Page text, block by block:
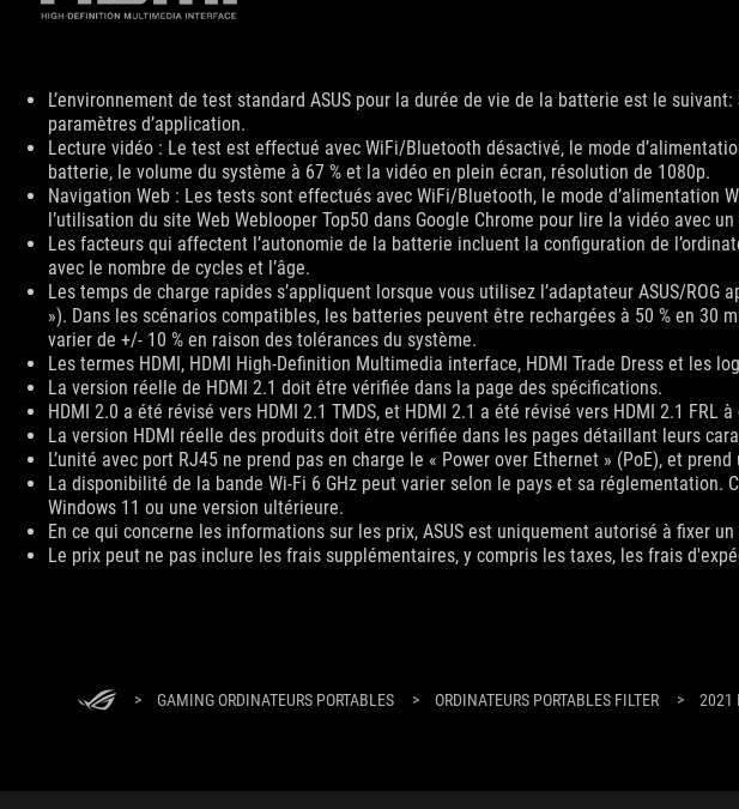
Disclaimer
L’environnement de test standard ASUS pour la durée de vie de la batterie est le
paramètres d’application.
Lecture vidéo : Le test est effectué avec WiFi/Bluetooth désactivé, le mode
batterie, le volume du système à 67 % et la vidéo en plein écran, résolution de 1080p.
Navigation Web : Les tests sont effectués avec WiFi/Bluetooth, le mode
l’utilisation du site Web Weblooper Top50 dans Google Chrome pour lire la vidéo avec
Les facteurs qui affectent l’autonomie de la batterie incluent la configuration de
avec le nombre de cycles et l’âge.
Les temps de charge rapides s’appliquent lorsque vous utilisez l’adaptateur ASUS/
»). Dans les scénarios compatibles, les batteries peuvent être rechargées à 50 % en
varier de +/- 10 % en raison des tolérances du système.
Les termes HDMI, HDMI High-Definition Multimedia interface, HDMI Trade Dress et les
La version réelle de HDMI 2.1 doit être vérifiée dans la page des spécifications.
HDMI 2.0 a été révisé vers HDMI 2.1 TMDS, et HDMI 2.1 a été révisé vers HDMI 2.1 FRL
La version HDMI réelle des produits doit être vérifiée dans les pages détaillant leurs
L’unité avec port RJ45 ne prend pas en charge le « Power over Ethernet » (PoE), et
La disponibilité de la bande Wi-Fi 6 GHz peut varier selon le pays et sa
Windows 11 ou une version ultérieure.
En ce qui concerne les informations sur les prix, ASUS est uniquement autorisé à fixer
Le prix peut ne pas inclure les frais supplémentaires, y compris les taxes, les frais
> GAMING ORDINATEURS PORTABLES > ORDINATEURS PORTABLES FILTER > 2021